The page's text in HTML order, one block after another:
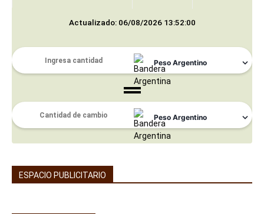
Actualizado: 06/08/2026 13:52:00
ESPACIO PUBLICITARIO